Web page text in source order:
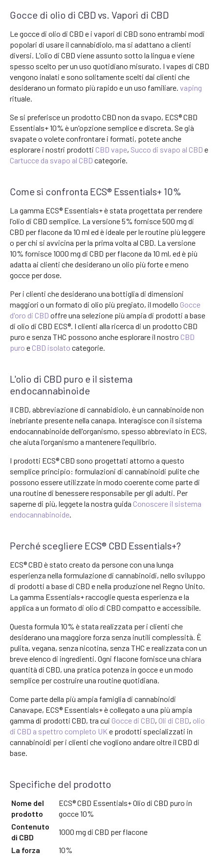
Gocce di olio di CBD vs. Vapori di CBD
Le gocce di olio di CBD e i vapori di CBD sono entrambi modi
popolari di usare il cannabidiolo, ma si adattano a clienti
diversi. L'olio di CBD viene assunto sotto la lingua e viene
spesso scelto per un uso quotidiano misurato. I vapes di CBD
vengono inalati e sono solitamente scelti dai clienti che
desiderano un formato più rapido e un uso familiare. vaping
rituale.
Se si preferisce un prodotto CBD non da svapo, ECS® CBD
Essentials+ 10% è un'opzione semplice e discreta. Se già
svapate o volete confrontare i formati, potete anche
esplorare i nostri prodotti CBD vape, Succo di svapo al CBD e
Cartucce da svapo al CBD categorie.
Come si confronta ECS® Essentials+ 10%
La gamma ECS® Essentials+ è stata progettata per rendere
l'olio di CBD semplice. La versione 5% fornisce 500 mg di
CBD per flacone da 10 ml ed è ideale per le routine più leggere
o per chi si avvicina per la prima volta al CBD. La versione
10% fornisce 1000 mg di CBD per flacone da 10 ml, ed è più
adatta ai clienti che desiderano un olio più forte e meno
gocce per dose.
Per i clienti che desiderano una bottiglia di dimensioni
maggiori o un formato di olio più pregiato, il modello Gocce
d'oro di CBD offre una selezione più ampia di prodotti a base
di olio di CBD ECS®. I clienti alla ricerca di un prodotto CBD
puro e senza THC possono anche esplorare il nostro CBD
puro e CBD isolato categorie.
L'olio di CBD puro e il sistema
endocannabinoide
Il CBD, abbreviazione di cannabidiolo, è un cannabinoide non
inebriante presente nella canapa. Interagisce con il sistema
endocannabinoide dell'organismo, spesso abbreviato in ECS,
che aiuta l'organismo a mantenere l'equilibrio.
I prodotti ECS® CBD sono progettati attorno a questo
semplice principio: formulazioni di cannabinoidi pulite che
possono essere utilizzate in modo coerente come parte di
una routine di benessere responsabile per gli adulti. Per
saperne di più, leggete la nostra guida Conoscere il sistema
endocannabinoide.
Perché scegliere ECS® CBD Essentials+?
ECS® CBD è stato creato da persone con una lunga
esperienza nella formulazione di cannabinoidi, nello sviluppo
di prodotti a base di CBD e nella produzione nel Regno Unito.
La gamma Essentials+ raccoglie questa esperienza e la
applica a un formato di olio di CBD compatto e accessibile.
Questa formula 10% è stata realizzata per i clienti che
desiderano una maggiore forza senza inutili complessità. È
pulita, vegana, senza nicotina, senza THC e realizzata con un
breve elenco di ingredienti. Ogni flacone fornisce una chiara
quantità di CBD, una pratica potenza in gocce e un modo
semplice per costruire una routine quotidiana.
Come parte della più ampia famiglia di cannabinoidi
Canavape, ECS® Essentials+ è collegato a una più ampia
gamma di prodotti CBD, tra cui Gocce di CBD, Oli di CBD, olio
di CBD a spettro completo UK e prodotti specializzati in
cannabinoidi per i clienti che vogliono andare oltre il CBD di
base.
Specifiche del prodotto
Nome del
prodotto
ECS® CBD Essentials+ Olio di CBD puro in
gocce 10%
Contenuto
di CBD
1000 mg di CBD per flacone
La forza
10%